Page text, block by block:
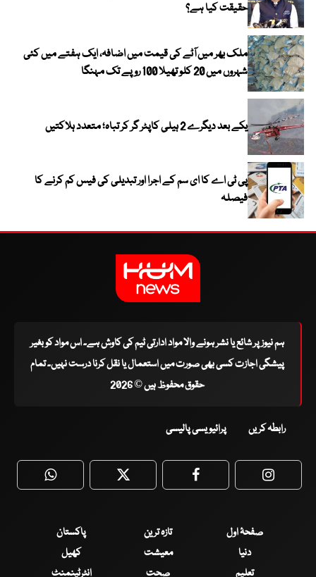
حقیقت کیا ہے؟
ملک بھر میں آٹے کی قیمت میں اضافہ، ایک ہفتے میں کئی
شہروں میں 20 کلو تھیلا 100 روپے تک مہنگا
یکے بعد دیگرے 2 ہیلی کاپٹر گر کر تباہ؛ متعدد ہلاکتیں
پی ٹی اے کا ای سم کے اجرا اور تبدیلی کی فیس کم کرنے کا
فیصلہ
ہم نیوز پر شائع یا نشر ہونے والا مواد ادارتی ٹیم کی کاوش ہے۔ اس مواد کو بغیر
پیشگی اجازت کسی بھی صورت میں استعمال یا نقل کرنا درست نہیں۔ تمام
حقوق محفوظ ہیں © 2026
رابطہ کریں پرائیویسی پالیسی
WhatsApp Twitter Facebook
صفحۂ اول تازہ ترین
پاکستان
دنیا
معیشت
کھیل
تعلیم
صحت انٹرٹینمنٹ